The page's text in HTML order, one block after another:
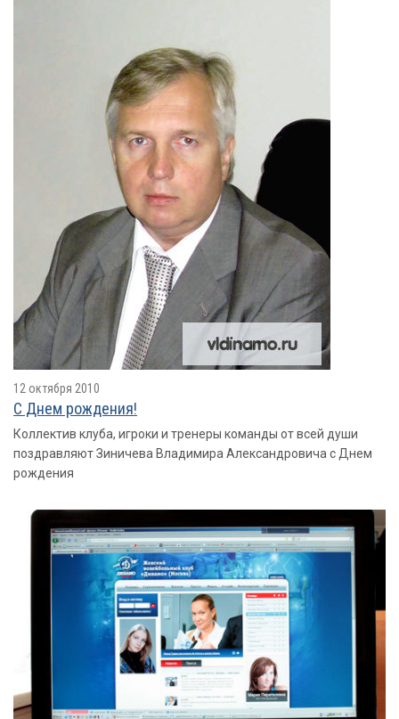
12 октября 2010
С Днем рождения!
Коллектив клуба, игроки и тренеры команды от всей души
поздравляют Зиничева Владимира Александровича с Днем
рождения